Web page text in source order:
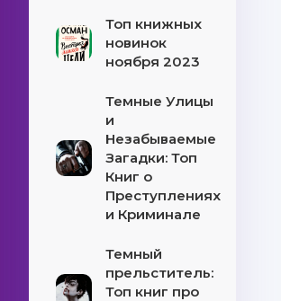
Топ книжных
новинок
ноября 2023
Темные Улицы
и
Незабываемые
Загадки: Топ
Книг о
Преступлениях
и Криминале
Темный
прельститель:
Топ книг про